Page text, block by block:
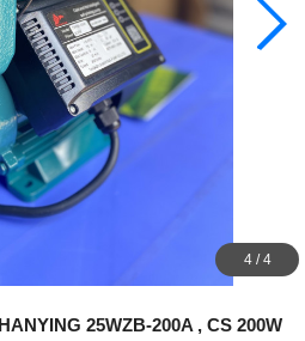
4/4
25WZB-200A , CS 200W